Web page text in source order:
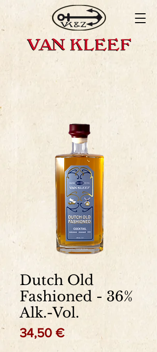
Dutch Old
Fashioned - 36%
Alk.-Vol.
34,50 €Preis